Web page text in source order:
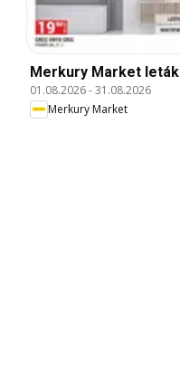
Merkury Market leták
01.08.2026-31.08.2026
Merkury Market